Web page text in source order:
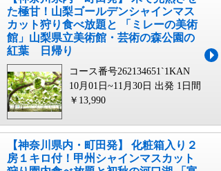
た極甘！山梨ゴールデンシャインマス
カット狩り食べ放題と 「ミレーの美術
館」山梨県立美術館・芸術の森公園の
紅葉 日帰り
コース番号262134651`1KAN
10月01日~11月30日 出発 1日間
￥13,990
【神奈川県内・町田発】 化粧箱入り２
房１キロ付！甲州シャインマスカット